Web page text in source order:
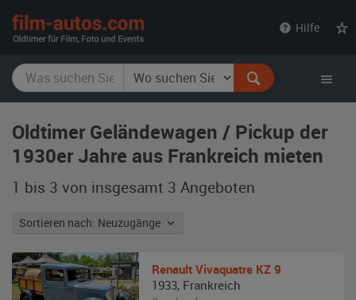
Hilfe
Oldtimer Geländewagen / Pickup der
1930er Jahre aus Frankreich mieten
1 bis 3 von insgesamt 3 Angeboten
Sortieren nach: Neuzugänge
Renault Vivaquatre KZ 9
1933, Frankreich